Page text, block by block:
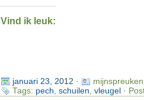
Vind ik leuk:
januari 23, 2012 ·
Tags: pech schuilen vleugel ·